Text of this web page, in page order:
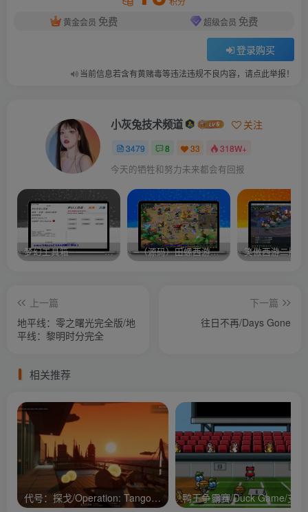
黄金会员 免费 超级会员 免费
登录购买
当前信息若含有黄赌毒等违法违规不良内容，请点此举报！
小灰兔技术频道 关注
3479 8 33 318W+
今天的牺牲和努力未来都会有回报
梦幻工具箱————-免费 –（源码）田螺西游9.0 假人摆摊18门派飞升渡劫化圣助战最新BB谛听…. 笑傲西游二版-
上一篇
地平线：零之曙光完全版/地
平线：黎明时分完全
下一篇
往日不再/Days Gone
相关推荐
代号：探戈/Operation: Tango/支持网络联机